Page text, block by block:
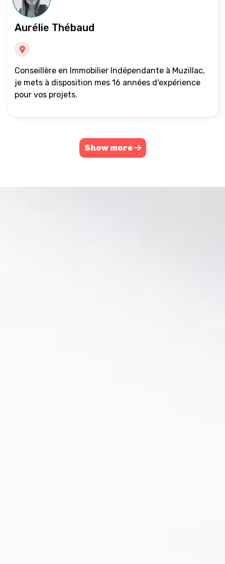
Aurélie Thébaud
Conseillère en Immobilier Indépendante à Muzillac,
je mets à disposition mes 16 années d'expérience
pour vos projets.
Show more